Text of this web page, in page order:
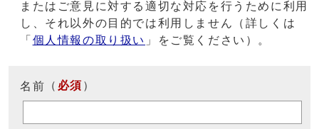
またはご意見に対する適切な対応を行うために利用
し、それ以外の目的では利用しません（詳しくは
「 個人情報の取り扱い 」をご覧ください）。
名前 （ 必須 ）